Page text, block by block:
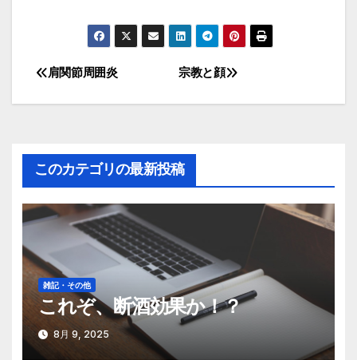
投
稿
ナ
ビ
ゲ
ー
シ
ョ
ン
宗教と顔
肩関節周囲炎
このカテゴリの最新投稿
雑記・その他
これぞ、断酒効果か！？
8月 9, 2025